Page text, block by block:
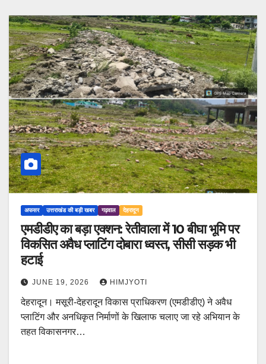
अफसर उत्तराखंड की बड़ी खबर गढ़वाल देहरादून
एमडीडीए का बड़ा एक्शन: रेतीवाला में 10 बीघा भूमि पर
विकसित अवैध प्लाटिंग दोबारा ध्वस्त, सीसी सड़क भी
हटाई
JUNE 19, 2026 HIMJYOTI
देहरादून। मसूरी-देहरादून विकास प्राधिकरण (एमडीडीए) ने अवैध
प्लाटिंग और अनधिकृत निर्माणों के खिलाफ चलाए जा रहे अभियान के
तहत विकासनगर…